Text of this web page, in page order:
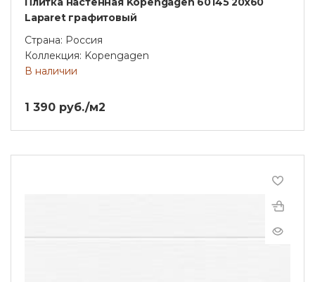
Laparet графитовый
Страна: Россия
Коллекция: Kopengagen
В наличии
1 390 руб./м2